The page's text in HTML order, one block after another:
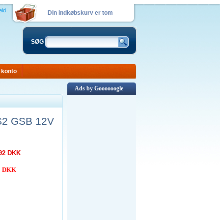
Din indkøbskurv er tom
SØG
konto
GSB 12V
DKK
DKK
Ads by Goooooogle